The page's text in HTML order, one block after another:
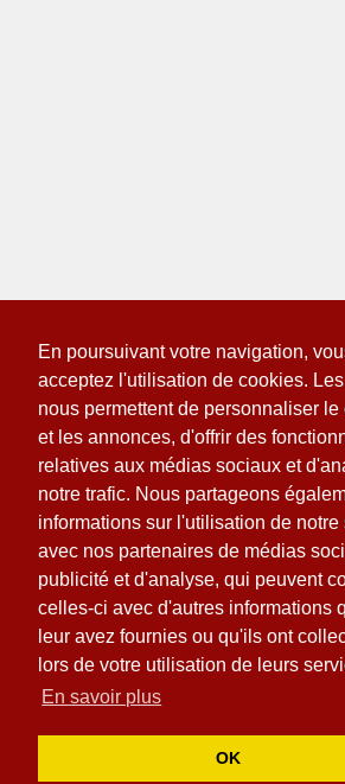
En poursuivant votre navigation,
acceptez l'utilisation de cookies.
nous permettent de personnaliser le
et les annonces, d'offrir des
relatives aux médias sociaux et
notre trafic. Nous partageons
informations sur l'utilisation de notre
avec nos partenaires de médias
publicité et d'analyse, qui peuvent
celles-ci avec d'autres informations
leur avez fournies ou qu'ils ont
lors de votre utilisation de leurs
En savoir plus
OK